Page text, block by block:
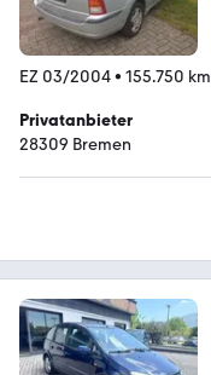
EZ 03/2004• 155.750 km
Privatanbieter
28309 Bremen